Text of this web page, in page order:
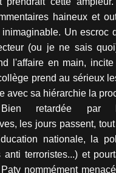
haineux et
inimaginable. Un escroc
(ou je ne sais
l'affaire en main,
prend au sérieux
avec sa hiérarchie la
Bien retardée par
les jours passent,
nationale, la
anti terroristes...) et
nommément